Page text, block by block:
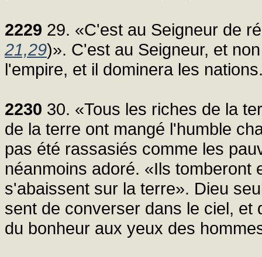
2229 29. «C'est au Seigneur de
21,29)». C'est au Seigneur, et
l'empire, et il dominera les
2230 30. «Tous les riches de la
de la terre ont mangé l'humble
pas été rassasiés comme les
néanmoins adoré. «Ils tomberont
s'abaissent sur la terre». Dieu
sent de converser dans le ciel, et
du bonheur aux yeux des